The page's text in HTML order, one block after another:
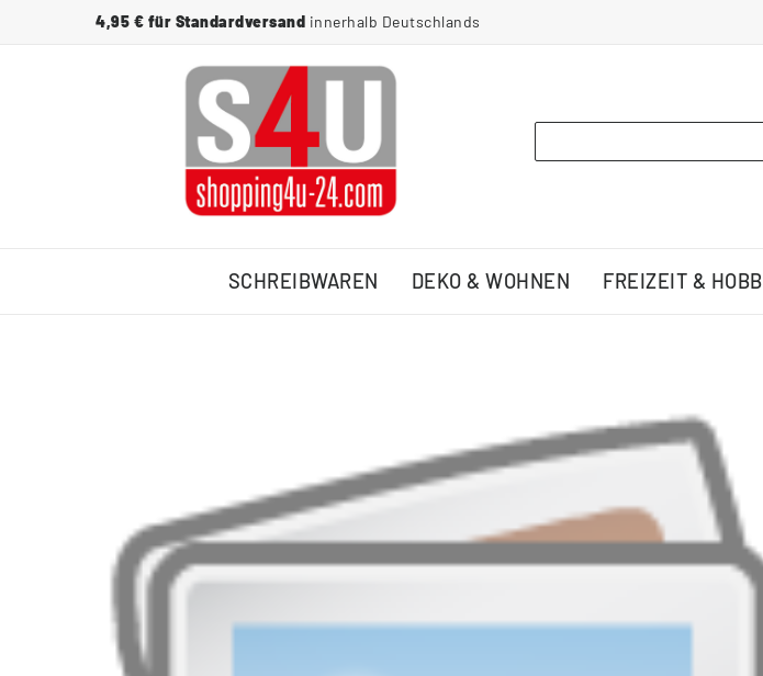
4,95 € für Standardversand innerhalb Deutschlands
SCHREIBWAREN DEKO & WOHNEN FREIZEIT &